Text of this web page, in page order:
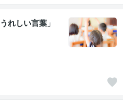
れしい言葉」